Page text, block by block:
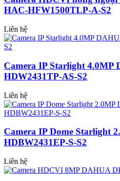
HAC-HFW1500TLP-A-S2
Liên hệ
Camera IP Starlight 4.0MP
HDW2431TP-AS-S2
Liên hệ
Camera IP Dome Starlight
HDBW2431EP-S-S2
Liên hệ